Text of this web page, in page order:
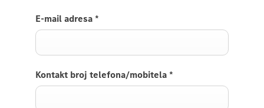
E-mail adresa *
Kontakt broj telefona/mobitela *